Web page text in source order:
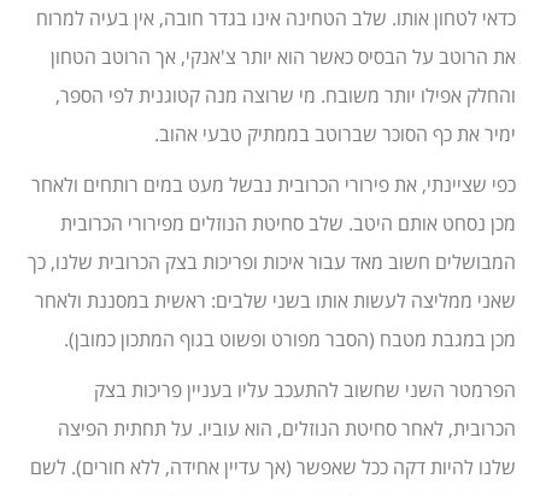
כדאי לטחון אותו. שלב הטחינה אינו בגדר חובה, אין בעיה למרוח
את הרוטב על הבסיס כאשר הוא יותר צ'אנקי, אך הרוטב הטחון
והחלק אפילו יותר משובח. מי שרוצה מנה קטוגנית לפי הספר,
ימיר את כף הסוכר שברוטב בממתיק טבעי אהוב.
כפי שציינתי, את פירורי הכרובית נבשל מעט במים רותחים ולאחר
מכן נסחט אותם היטב. שלב סחיטת הנוזלים מפירורי הכרובית
המבושלים חשוב מאד עבור איכות ופריכות בצק הכרובית שלנו, כך
שאני ממליצה לעשות אותו בשני שלבים: ראשית במסננת ולאחר
מכן במגבת מטבח (הסבר מפורט ופשוט בגוף המתכון כמובן).
הפרמטר השני שחשוב להתעכב עליו בעניין פריכות בצק
הכרובית, לאחר סחיטת הנוזלים, הוא עוביו. על תחתית הפיצה
שלנו להיות דקה ככל שאפשר (אך עדיין אחידה, ללא חורים). לשם